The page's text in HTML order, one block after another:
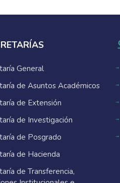
General
de Asuntos Académicos
de Extensión
de Investigación
de Posgrado
de Hacienda
de Transferencia,